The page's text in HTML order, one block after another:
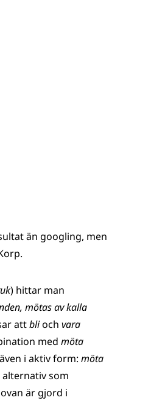
än googling, men
) hittar man
mötas av kalla
attblioch vara
med möta
i aktiv form: möta
som
är gjord i